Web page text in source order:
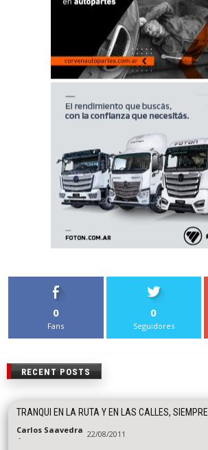
0
Fans
0
Seguidores
RECENT POSTS
TRANQUI EN LA RUTA Y EN LAS CALLES, SIEMPRE
Carlos Saavedra
- 22/08/2011